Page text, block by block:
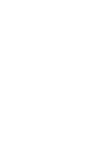
slunečníky zdarma, bar u
nebo čaje, balkon nebo